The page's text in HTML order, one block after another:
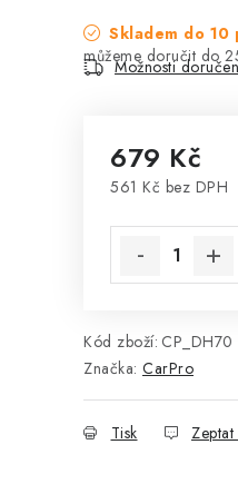
Skladem do 10
Možnosti
679 Kč
561 Kč bez DPH
Kód zboží: CP_DH70
Značka: CarPro
Tisk Zeptat